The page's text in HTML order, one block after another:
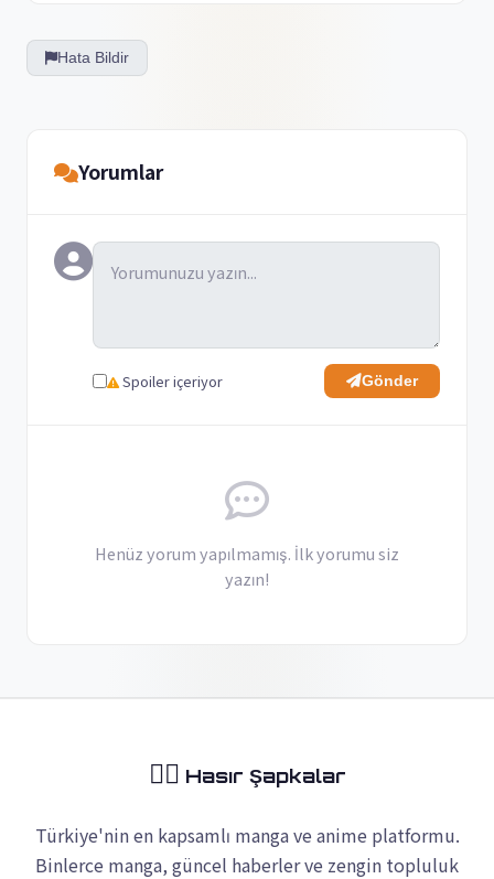
Hata Bildir
Yorumlar
Spoiler içeriyor Gönder
Henüz yorum yapılmamış. İlk yorumu siz
yazın!
🏴‍☠️ Hasır Şapkalar
Türkiye'nin en kapsamlı manga ve anime platformu.
Binlerce manga, güncel haberler ve zengin topluluk